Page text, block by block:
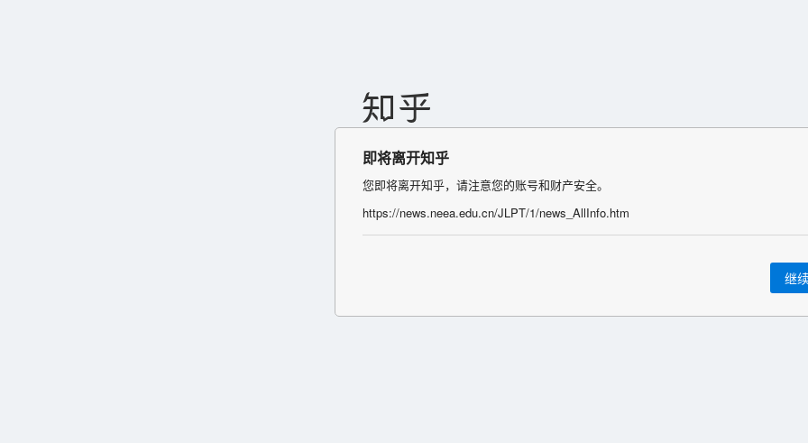
即将离开知乎
您即将离开知乎，请注意您的账号和财产安全。
https://news.neea.edu.cn/JLPT/1/news_AllInfo.htm
继